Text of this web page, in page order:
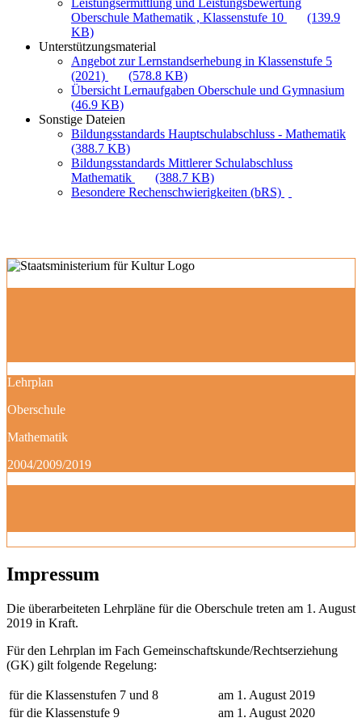
Leistungsermittlung und Leistungsbewertung
Oberschule Mathematik , Klassenstufe 10
(139.9
KB)
Unterstützungsmaterial
Angebot zur Lernstandserhebung in Klassenstufe 5
(2021)
(578.8 KB)
Übersicht Lernaufgaben Oberschule und Gymnasium
(46.9 KB)
Sonstige Dateien
Bildungsstandards Hauptschulabschluss - Mathematik
(388.7 KB)
Bildungsstandards Mittlerer Schulabschluss
Mathematik
(388.7 KB)
Besondere Rechenschwierigkeiten (bRS)
Lehrplan
Oberschule
Mathematik
2004/2009/2019
Impressum
Die überarbeiteten Lehrpläne für die Oberschule treten am 1. August
2019 in Kraft.
Für den Lehrplan im Fach Gemeinschaftskunde/Rechtserziehung
(GK) gilt folgende Regelung:
für die Klassenstufen 7 und 8
am 1. August 2019
für die Klassenstufe 9
am 1. August 2020